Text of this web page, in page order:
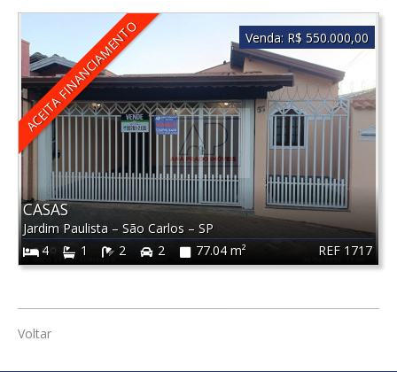
ACEITA FINANCIAMENTO
REF 1717
CASAS
Jardim Paulista – São Carlos – SP
4
1 2 2 77.04 m²
Venda: R$ 550.000,00
Voltar